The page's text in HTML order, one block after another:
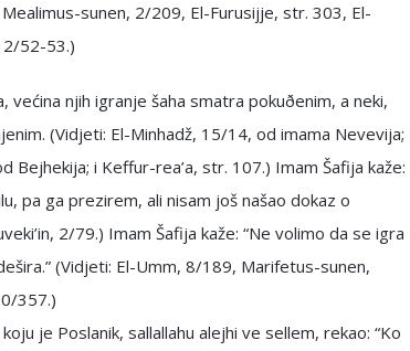
sunen, 2/209, El-Furusijje, str. 303, El-
52-53.)
većina njih igranje šaha smatra pokuðenim, a neki,
(Vidjeti: El-Minhadž, 15/14, od imama Nevevija;
Bejhekija; i Keffur-rea’a, str. 107.) Imam Šafija kaže:
pa ga prezirem, ali nisam još našao dokaz o
2/79.) Imam Šafija kaže: “Ne volimo da se igra
(Vidjeti: El-Umm, 8/189, Marifetus-sunen,
357.)
je Poslanik, sallallahu alejhi ve sellem, rekao: “Ko